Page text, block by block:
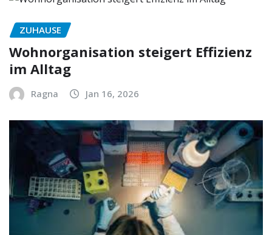
ZUHAUSE
Wohnorganisation steigert Effizienz
im Alltag
Ragna Jan 16, 2026